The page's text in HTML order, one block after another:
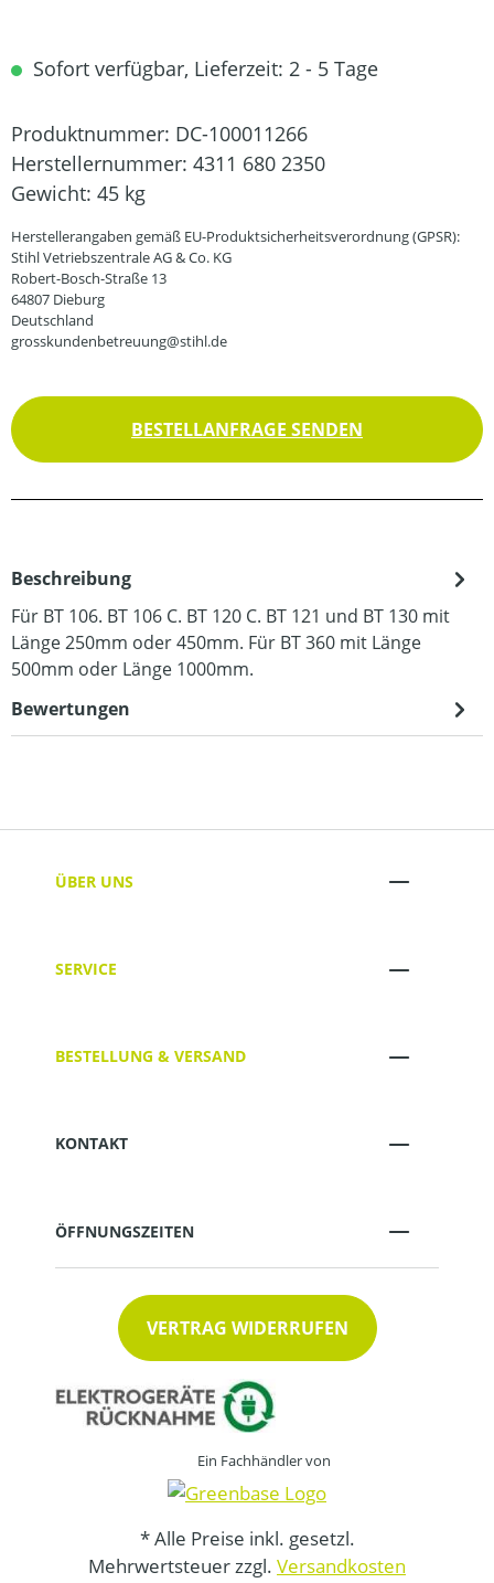
Sofort verfügbar, Lieferzeit: 2 - 5 Tage
Produktnummer: DC-100011266
Herstellernummer: 4311 680 2350
Gewicht: 45 kg
Herstellerangaben gemäß EU-Produktsicherheitsverordnung (GPSR):
Stihl Vetriebszentrale AG & Co. KG
Robert-Bosch-Straße 13
64807 Dieburg
Deutschland
grosskundenbetreuung@stihl.de
BESTELLANFRAGE SENDEN
Beschreibung
Für BT 106. BT 106 C. BT 120 C. BT 121 und BT 130 mit
Länge 250mm oder 450mm. Für BT 360 mit Länge
500mm oder Länge 1000mm.
Bewertungen
ÜBER UNS
SERVICE
BESTELLUNG & VERSAND
KONTAKT
ÖFFNUNGSZEITEN
VERTRAG WIDERRUFEN
Ein Fachhändler von
* Alle Preise inkl. gesetzl.
Mehrwertsteuer zzgl. Versandkosten